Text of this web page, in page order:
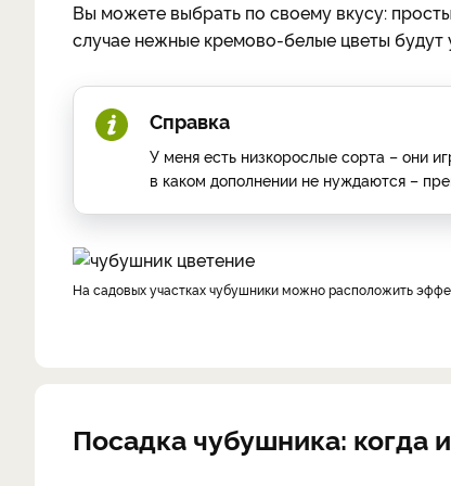
Вы можете вы­брать по своему вкусу:
случае нежные кремово-белые цветы
Справка
У меня есть низкорослые сорта – они
в каком дополнении не нуждаются –
На садовых участках чубуш­ники можно расположить
Посадка чубушника: когда